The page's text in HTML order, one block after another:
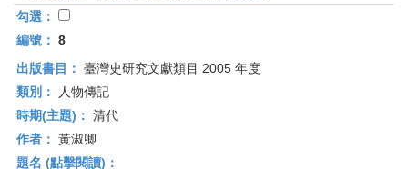
勾選：
編號： 8
出版書目： 臺灣史研究文獻類目 2005 年度
類別：
人物傳記
時期(主題)： 清代
作者： 黃淑卿
題名 (點擊閱讀)：